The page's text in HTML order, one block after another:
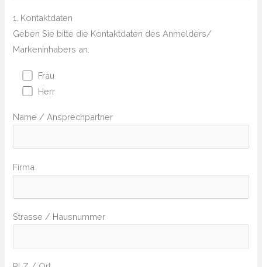
1. Kontaktdaten
Geben Sie bitte die Kontaktdaten des Anmelders/
Markeninhabers an.
Frau
Herr
Name / Ansprechpartner
Firma
Strasse / Hausnummer